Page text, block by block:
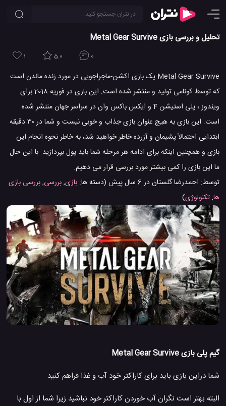
تحلیل و بررسی بازی Metal Gear Survive
1 5.0 0
Metal Gear Survive یک بازی اکشن-ماجراجویی در مورد زنده ماندن است
که توسط کونامی تولید و منتشر شده است. این بازی در فوریه 2018 برای
ویندوز ، پلی استیشن 4 و ایکس باکس وان در سراسر جهان منتشر شده
است. این بازی به هیچ عنوان بازی جذاب و خوبی نیست و شما در ۳۰ دقیقه
ابتدایی احتمالاً پشیمان و آزرده خاطر خواهید شد، به خاطر نحوه انجام این
بازی و همچنین اینکه برای ادامه هر مرحله شما باید پول بپردازید. با این حال
ما این بازی را کمی بیشتر مورد بررسی قرار می دهیم.
توسط: احمدرضا گلستاندر6 سال پیش (دسته ها: بازی,بررسی,بررسی بازی
ها,تکنولوژی)
گیم پلی بازی Metal Gear Survive
شما دراین بازی باید برای کاراکتر خود آب و غذا فراهم کنید.
البته بهتر است نگران آب خوردن کاراکتر خود نباشید زیرا شما از اول با